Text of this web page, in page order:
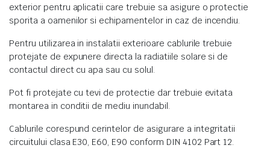
exterior pentru aplicatii care trebuie sa asigure o protectie
sporita a oamenilor si echipamentelor in caz de incendiu.
Pentru utilizarea in instalatii exterioare cablurile trebuie
protejate de expunere directa la radiatiile solare si de
contactul direct cu apa sau cu solul.
Pot fi protejate cu tevi de protectie dar trebuie evitata
montarea in conditii de mediu inundabil.
Cablurile corespund cerintelor de asigurare a integritatii
circuitului clasa E30, E60, E90 conform DIN 4102 Part 12.